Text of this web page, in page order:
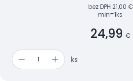
bez DPH 21,00 €
min=1ks
24,99 €
ks